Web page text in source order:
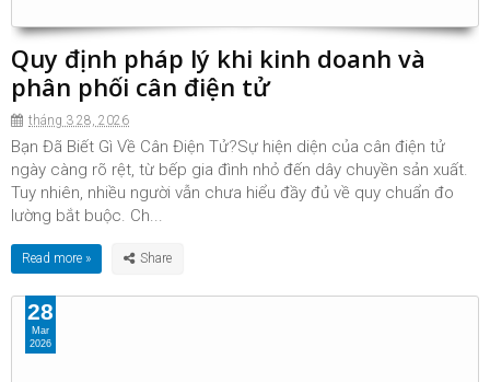
Quy định pháp lý khi kinh doanh và
phân phối cân điện tử
tháng 3 28, 2026
Bạn Đã Biết Gì Về Cân Điện Tử?Sự hiện diện của cân điện tử
ngày càng rõ rệt, từ bếp gia đình nhỏ đến dây chuyền sản xuất.
Tuy nhiên, nhiều người vẫn chưa hiểu đầy đủ về quy chuẩn đo
lường bắt buộc. Ch...
Read more »
28
Mar
2026